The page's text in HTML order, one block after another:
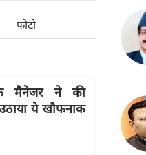
फोटो
के मैनेजर ने की
ये खौफनाक